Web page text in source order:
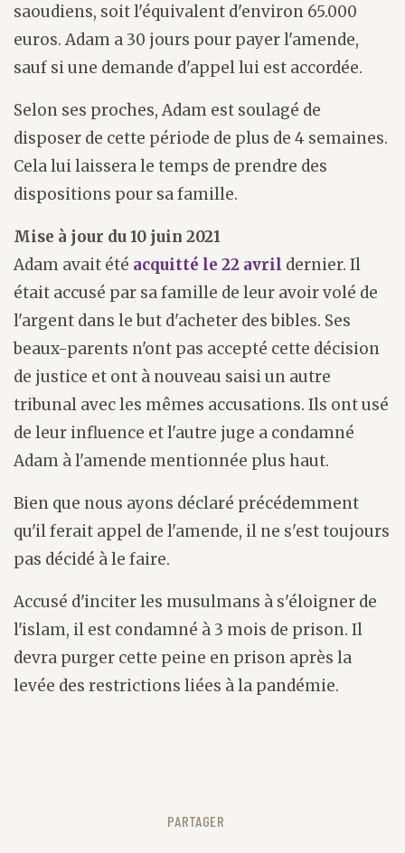
saoudiens, soit l'équivalent d'environ 65.000
euros. Adam a 30 jours pour payer l'amende,
sauf si une demande d'appel lui est accordée.
Selon ses proches, Adam est soulagé de
disposer de cette période de plus de 4 semaines.
Cela lui laissera le temps de prendre des
dispositions pour sa famille.
Mise à jour du 10 juin 2021
Adam avait été acquitté le 22 avril dernier. Il
était accusé par sa famille de leur avoir volé de
l'argent dans le but d'acheter des bibles. Ses
beaux-parents n'ont pas accepté cette décision
de justice et ont à nouveau saisi un autre
tribunal avec les mêmes accusations. Ils ont usé
de leur influence et l'autre juge a condamné
Adam à l'amende mentionnée plus haut.
Bien que nous ayons déclaré précédemment
qu'il ferait appel de l'amende, il ne s'est toujours
pas décidé à le faire.
Accusé d'inciter les musulmans à s'éloigner de
l'islam, il est condamné à 3 mois de prison. Il
devra purger cette peine en prison après la
levée des restrictions liées à la pandémie.
PARTAGER